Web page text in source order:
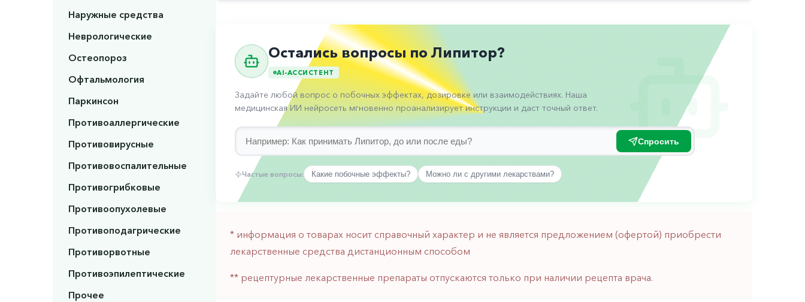
Наружные средства
Неврологические
Остеопороз
Офтальмология
Паркинсон
Противоаллергические
Противовирусные
Противовоспалительные
Противогрибковые
Противоопухолевые
Противоподагрические
Противорвотные
Противоэпилептические
Прочее
Остались вопросы по Липитор?
AI-АССИСТЕНТ
Задайте любой вопрос о побочных эффектах, дозировке или взаимодействиях. Наша
медицинская ИИ нейросеть мгновенно проанализирует инструкции и даст точный ответ.
Спросить
Частые вопросы: Какие побочные эффекты? Можно ли с другими лекарствами?
* информация о товарах носит справочный характер и не является предложением (офертой) приобрести
лекарственные средства дистанционным способом
** рецептурные лекарственные препараты отпускаются только при наличии рецепта врача.